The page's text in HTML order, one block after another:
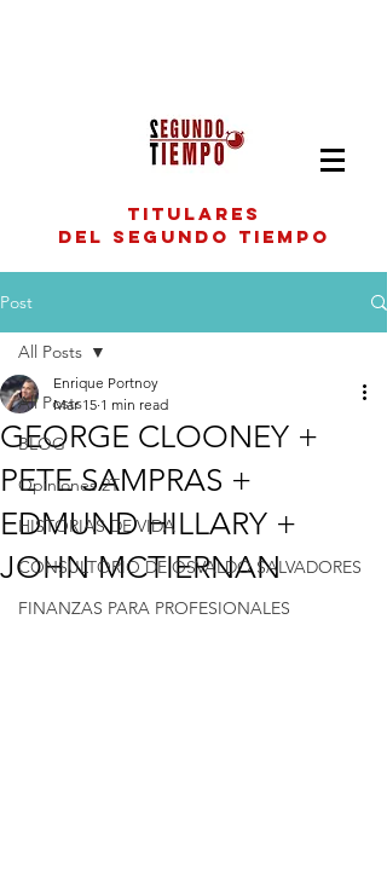
titulares
del segundo tiempo
Post
All Posts
BLOG
Opiniones 2T
HISTORIAS DE VIDA
CONSULTORIO DE OSVALDO SALVADORES
FINANZAS PARA PROFESIONALES
All Posts
GEORGE CLOONEY +
PETE SAMPRAS +
EDMUND HILLARY +
JOHN MCTIERNAN
Enrique Portnoy
Mar 15 1 min read